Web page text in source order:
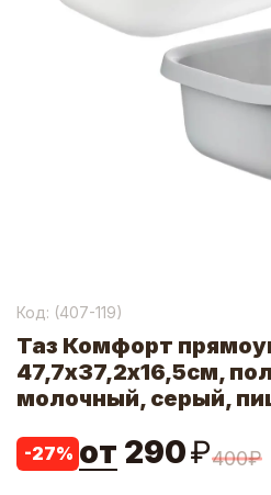
Код: (407-119)
Таз Комфорт
47,7х37,2х16,5см,
молочный, серый,
-27% от 290₽400₽